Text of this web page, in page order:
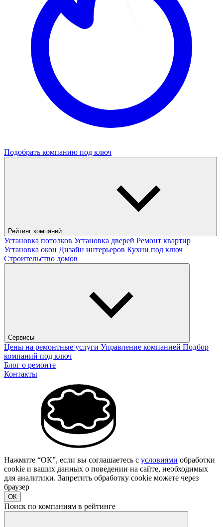
Подобрать компанию под ключ
Рейтинг компаний
Установка потолков Установка дверей Ремонт квартир
Установка окон Дизайн интерьеров Кухни под ключ
Строительство домов
Сервисы
Цены на ремонтные услуги Управление компанией Подбор
компаний под ключ
Блог о ремонте
Контакты
Нажмите “ОК”, если вы соглашаетесь с условиями обработки
cookie и ваших данных о поведении на сайте, необходимых
для аналитики. Запретить обработку cookie можете через
браузер
ОК
Поиск по компаниям в рейтинге